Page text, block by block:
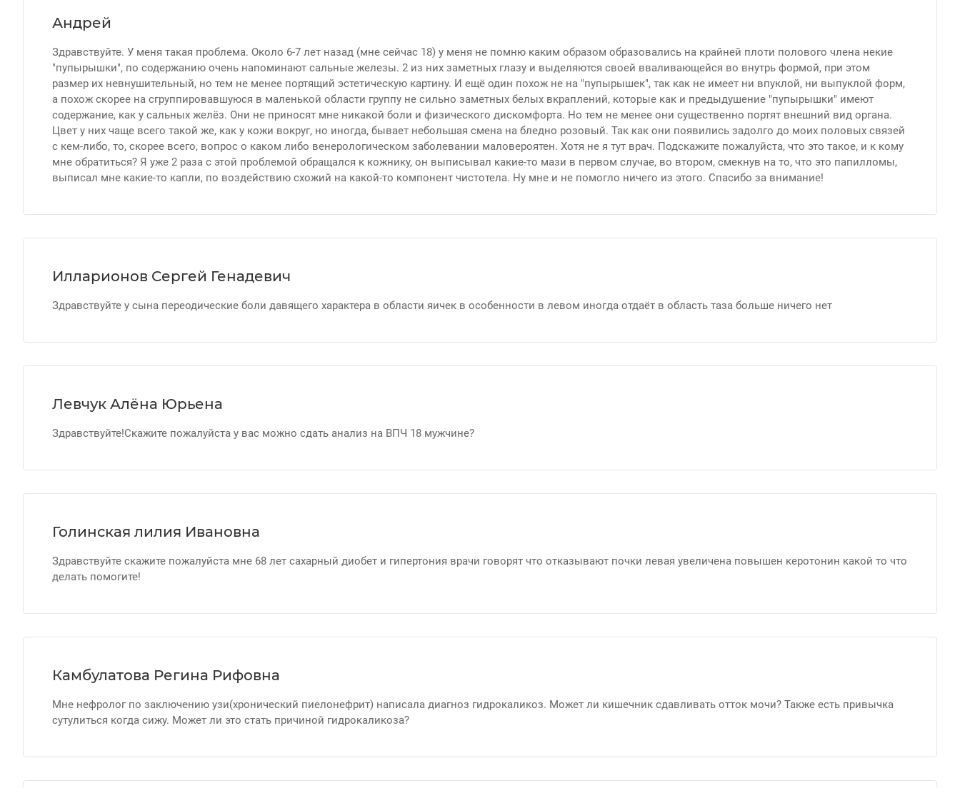
Андрей
Здравствуйте. У меня такая проблема. Около 6-7 лет назад (мне сейчас 18) у меня не помню каким образом образовались на крайней плоти полового члена некие
"пупырышки", по содержанию очень напоминают сальные железы. 2 из них заметных глазу и выделяются своей вваливающейся во внутрь формой, при этом
размер их невнушительный, но тем не менее портящий эстетическую картину. И ещё один похож не на "пупырышек", так как не имеет ни впуклой, ни выпуклой форм,
а похож скорее на сгруппировавшуюся в маленькой области группу не сильно заметных белых вкраплений, которые как и предыдушение "пупырышки" имеют
содержание, как у сальных желёз. Они не приносят мне никакой боли и физического дискомфорта. Но тем не менее они существенно портят внешний вид органа.
Цвет у них чаще всего такой же, как у кожи вокруг, но иногда, бывает небольшая смена на бледно розовый. Так как они появились задолго до моих половых связей
с кем-либо, то, скорее всего, вопрос о каком либо венерологическом заболевании маловероятен. Хотя не я тут врач. Подскажите пожалуйста, что это такое, и к кому
мне обратиться? Я уже 2 раза с этой проблемой обращался к кожнику, он выписывал какие-то мази в первом случае, во втором, смекнув на то, что это папилломы,
выписал мне какие-то капли, по воздействию схожий на какой-то компонент чистотела. Ну мне и не помогло ничего из этого. Спасибо за внимание!
Илларионов Сергей Генадевич
Здравствуйте у сына переодические боли давящего характера в области яичек в особенности в левом иногда отдаёт в область таза больше ничего нет
Левчук Алёна Юрьена
Здравствуйте!Скажите пожалуйста у вас можно сдать анализ на ВПЧ 18 мужчине?
Голинская лилия Ивановна
Здравствуйте скажите пожалуйста мне 68 лет сахарный диобет и гипертония врачи говорят что отказывают почки левая увеличена повышен керотонин какой то что
делать помогите!
Камбулатова Регина Рифовна
Мне нефролог по заключению узи(хронический пиелонефрит) написала диагноз гидрокаликоз. Может ли кишечник сдавливать отток мочи? Также есть привычка
сутулиться когда сижу. Может ли это стать причиной гидрокаликоза?